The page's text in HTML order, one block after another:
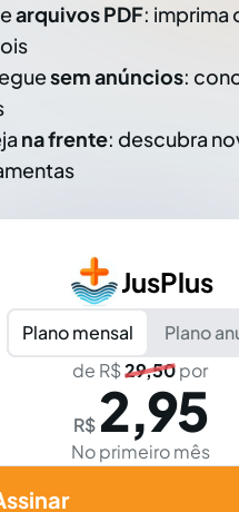
arquivos PDF: imprima
sem anúncios:
na frente: descubra
JusPlus
Plano mensal
Plano
de R$29,50por
R$ 2,95
No primeiro mês